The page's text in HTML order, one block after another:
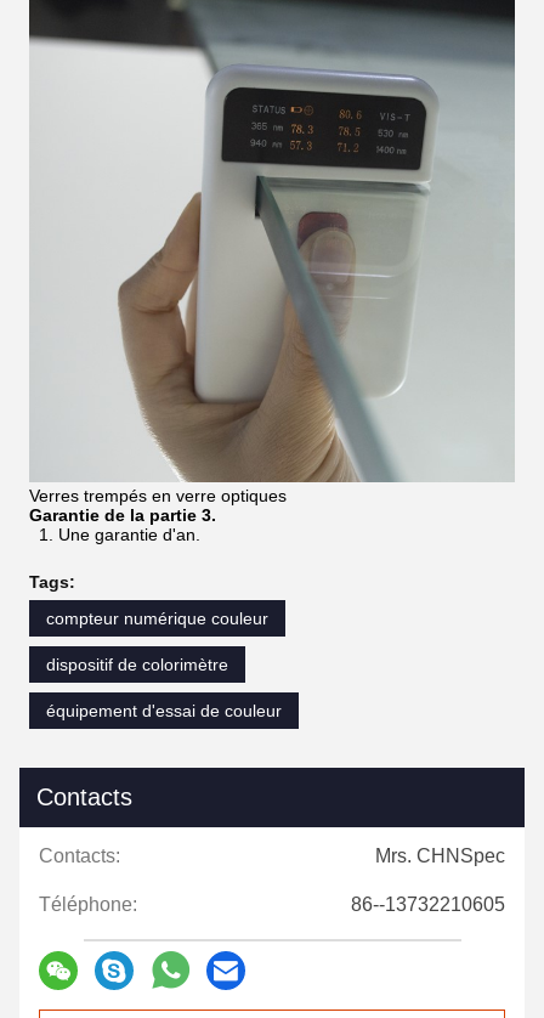
Verres trempés en verre optiques
Garantie de la partie 3.
1. Une garantie d'an.
Tags:
compteur numérique couleur
dispositif de colorimètre
équipement d'essai de couleur
Contacts
Contacts: Mrs. CHNSpec
Téléphone: 86--13732210605